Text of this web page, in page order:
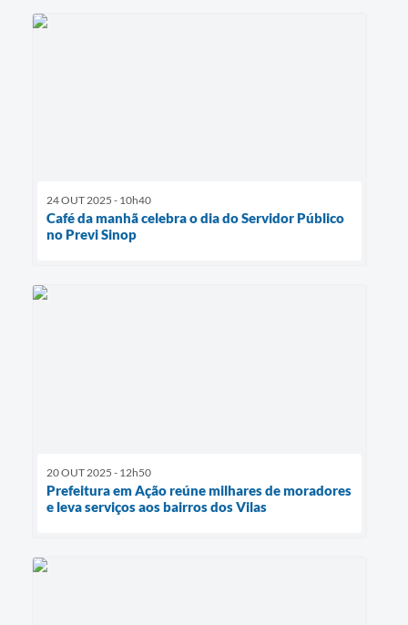
24 OUT 2025 - 10h40
Café da manhã celebra o dia do Servidor Público
no Previ Sinop
20 OUT 2025 - 12h50
Prefeitura em Ação reúne milhares de moradores
e leva serviços aos bairros dos Vilas